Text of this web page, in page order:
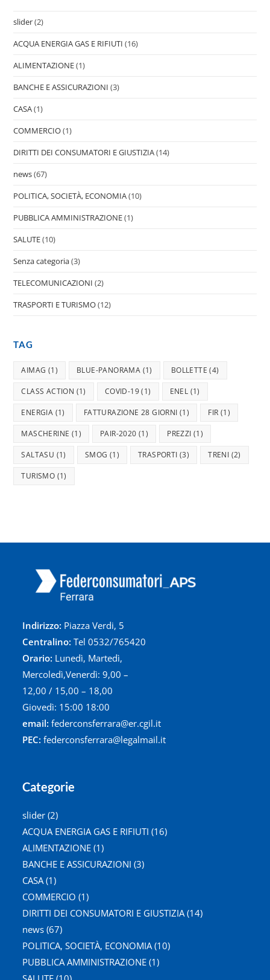
slider(2)
ACQUA ENERGIA GAS E RIFIUTI (16)
ALIMENTAZIONE(1)
BANCHE E ASSICURAZIONI (3)
CASA(1)
COMMERCIO(1)
DIRITTI DEI CONSUMATORI E GIUSTIZIA(14)
news(67)
POLITICA, SOCIETÀ, ECONOMIA(10)
PUBBLICA AMMINISTRAZIONE(1)
SALUTE(10)
Senza categoria(3)
TELECOMUNICAZIONI (2)
TRASPORTI E TURISMO(12)
TAG
AIMAG (1) BLUE-PANORAMA (1) BOLLETTE (4)
CLASS ACTION (1) COVID-19(1) ENEL (1)
ENERGIA (1) FATTURAZIONE 28 GIORNI (1) FIR (1)
MASCHERINE (1) PAIR-2020 (1) PREZZI (1)
SALTASU (1) SMOG (1) TRASPORTI (3) TRENI (2)
TURISMO (1)
Indirizzo: Piazza Verdi, 5
Centralino: Tel 0532/765420
Orario: Lunedì, Martedì,
Mercoledì,Venerdì: 9,00 –
12,00 / 15,00 – 18,00
Giovedì: 15:00 18:00
email:federconsferrara@er.cgil.it
PEC: federconsferrara@legalmail.it
Categorie
slider (2)
ACQUA ENERGIA GAS E RIFIUTI (16)
ALIMENTAZIONE (1)
BANCHE E ASSICURAZIONI (3)
CASA (1)
COMMERCIO (1)
DIRITTI DEI CONSUMATORI E GIUSTIZIA (14)
news (67)
POLITICA, SOCIETÀ, ECONOMIA (10)
PUBBLICA AMMINISTRAZIONE (1)